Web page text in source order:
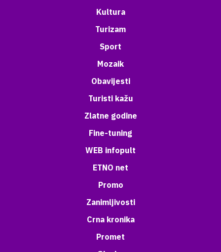
Kultura
Turizam
Sport
Mozaik
Obavijesti
Turisti kažu
Zlatne godine
Fine-tuning
WEB infopult
ETNO net
Promo
Zanimljivosti
Crna kronika
Promet